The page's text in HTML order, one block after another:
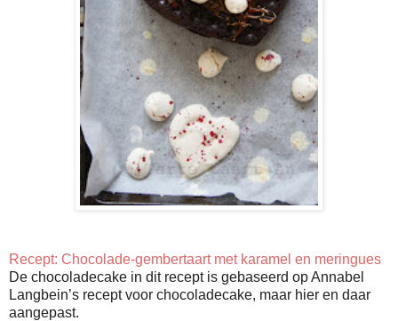
Recept: Chocolade-gembertaart met karamel en meringues
De chocoladecake in dit recept is gebaseerd op Annabel
Langbein’s recept voor chocoladecake, maar hier en daar
aangepast.